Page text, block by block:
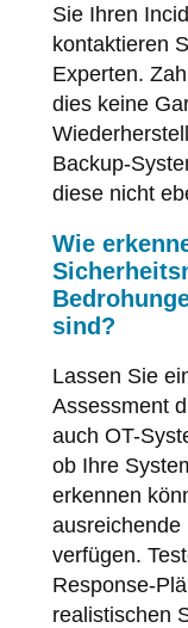
Sie Ihren
kontaktieren
Experten.
dies keine
Backup-
diese nicht
Wie
sind?
Lassen Sie
Assessment
auch OT-
ob Ihre
erkennen
ausreichende
verfügen.
Response-
realistischen